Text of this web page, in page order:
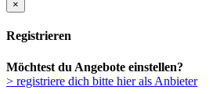
×
Registrieren
Möchtest du Angebote einstellen?
> registriere dich bitte hier als Anbieter